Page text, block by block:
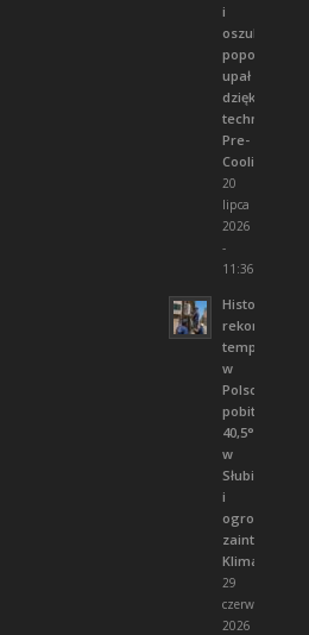
i
oszukać
popołudniowy
upał
dzięki
technice
Pre-
Cooling
20
lipca
2026
-
11:36
Historyczny
rekord
temperatury
w
Polsce
pobity!
40,5°C
w
Słubicach
i
ogromne
Klima24h.pl
29
czerwca
2026